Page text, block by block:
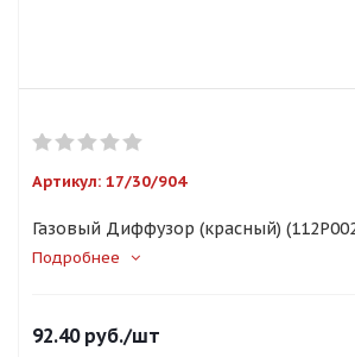
Артикул: 17/30/904
Газовый Диффузор (красный)
Подробнее
92.40руб./шт